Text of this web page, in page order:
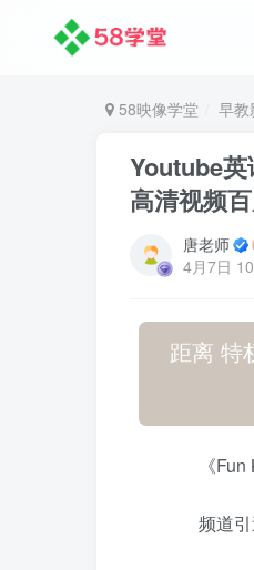
58映像学堂 早教
Youtube
高清视频
唐老师
4月7日
距离 特
《Fun
频道引